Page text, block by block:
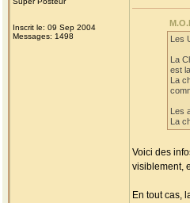
Inscrit le: 09 Sep 2004
Messages: 1498
Les
La
est
La
Les
La
Voici des
visiblement,
En tout cas,